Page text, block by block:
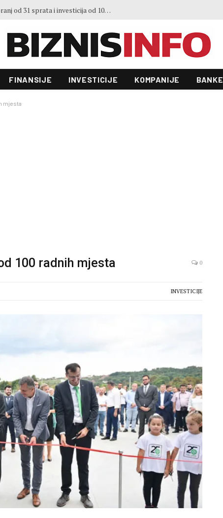
Sajma šljive u Gradačcu
FINANSIJE INVESTICIJE KOMPANIJE BANKE
mjesta
100 radnih mjesta 0
INVESTICIJE